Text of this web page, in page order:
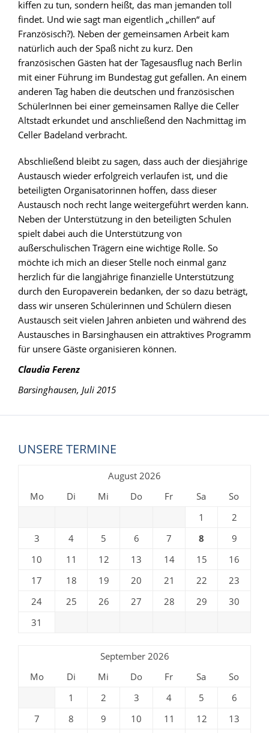
kiffen zu tun, sondern heißt, das man jemanden toll
findet. Und wie sagt man eigentlich „chillen“ auf
Französisch?). Neben der gemeinsamen Arbeit kam
natürlich auch der Spaß nicht zu kurz. Den
französischen Gästen hat der Tagesausflug nach Berlin
mit einer Führung im Bundestag gut gefallen. An einem
anderen Tag haben die deutschen und französischen
SchülerInnen bei einer gemeinsamen Rallye die Celler
Altstadt erkundet und anschließend den Nachmittag im
Celler Badeland verbracht.
Abschließend bleibt zu sagen, dass auch der diesjährige
Austausch wieder erfolgreich verlaufen ist, und die
beteiligten Organisatorinnen hoffen, dass dieser
Austausch noch recht lange weitergeführt werden kann.
Neben der Unterstützung in den beteiligten Schulen
spielt dabei auch die Unterstützung von
außerschulischen Trägern eine wichtige Rolle. So
möchte ich mich an dieser Stelle noch einmal ganz
herzlich für die langjährige finanzielle Unterstützung
durch den Europaverein bedanken, der so dazu beträgt,
dass wir unseren Schülerinnen und Schülern diesen
Austausch seit vielen Jahren anbieten und während des
Austausches in Barsinghausen ein attraktives Programm
für unsere Gäste organisieren können.
Claudia Ferenz
Barsinghausen, Juli 2015
UNSERE TERMINE
August 2026
Mo
Di Mi Do Fr Sa
So
1
2
3
4 5 6 7 8
9
10
11 12 13 14 15
16
17
18 19 20 21 22
23
24
25 26 27 28 29
30
31
September 2026
Mo
Di Mi Do Fr Sa
So
1
2 3 4 5
6
7
8 9 10 11 12
13